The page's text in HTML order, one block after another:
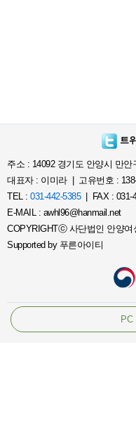
트
주소 : 14092 경기도 안양시 만
대표자 : 이미라 | 고유번호 :
TEL : 031-442-5385| FAX : 031-
E-MAIL : awhl96@hanmail.net
COPYRIGHTⓒ 사단법인 안양여
Supported by 푸른아이티
PC